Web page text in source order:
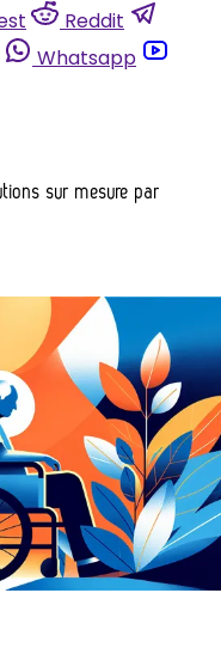
Reddit
Whatsapp
sur mesure par